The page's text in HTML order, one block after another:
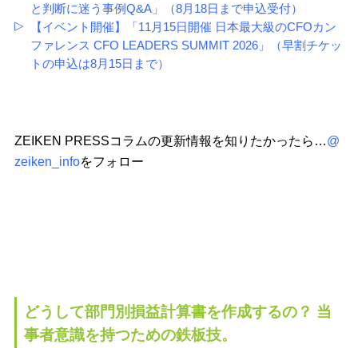
と判断に迷う事例Q&A」（8月18日まで申込受付）
【イベント開催】「11月15日開催 日本最大級のCFOカン
ファレンス CFO LEADERS SUMMIT 2026」（早割チケッ
トの申込は8月15日まで）
ZEIKEN PRESSコラムの更新情報を知りたかったら…@
zeiken_infoをフォロー
どうして部門別損益計算書を作成するの？ 当
事者意識を持つための鉄板技。